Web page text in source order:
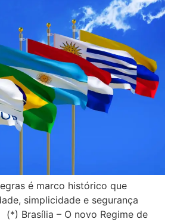
é marco histórico que
simplicidade e segurança
(*) Brasília – O novo Regime de